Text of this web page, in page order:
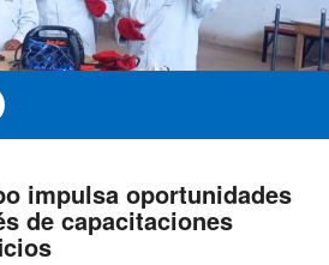
impulsa oportunidades
de capacitaciones